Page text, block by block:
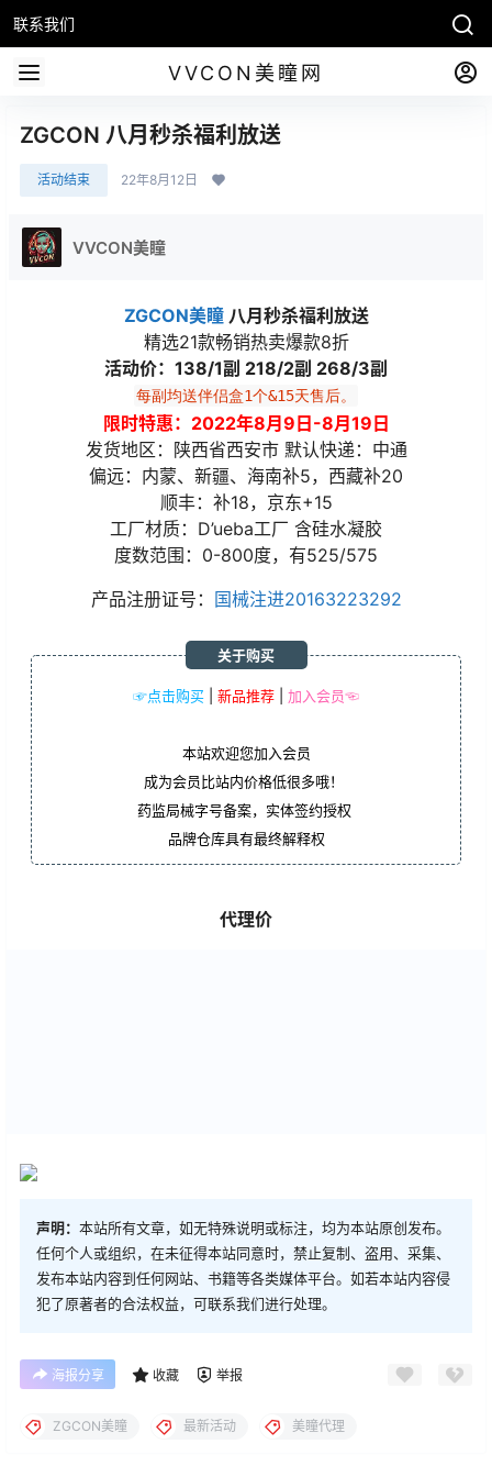
联系我们
VVCON美瞳网
ZGCON 八月秒杀福利放送
活动结束 22年8月12日
VVCON美瞳
ZGCON美瞳八月秒杀福利放送
精选21款畅销热卖爆款8折
活动价：138/1副 218/2副 268/3副
每副均送伴侣盒1个&15天售后。
限时特惠：2022年8月9日-8月19日
发货地区：陕西省西安市 默认快递：中通
偏远：内蒙、新疆、海南补5，西藏补20
顺丰：补18，京东+15
工厂材质：D’ueba工厂 含硅水凝胶
度数范围：0-800度，有525/575
产品注册证号：
国械注进20163223292
☞点击购买 新品推荐 加入会员☜
关于购买
本站欢迎您加入会员
成为会员比站内价格低很多哦！
药监局械字号备案，实体签约授权
品牌仓库具有最终解释权
代理价
声明： 本站所有文章，如无特殊说明或标注，均为本站原创发布。
任何个人或组织，在未征得本站同意时，禁止复制、盗用、采集、
发布本站内容到任何网站、书籍等各类媒体平台。如若本站内容侵
犯了原著者的合法权益，可联系我们进行处理。
海报分享 收藏 举报
ZGCON美瞳 最新活动 美瞳代理